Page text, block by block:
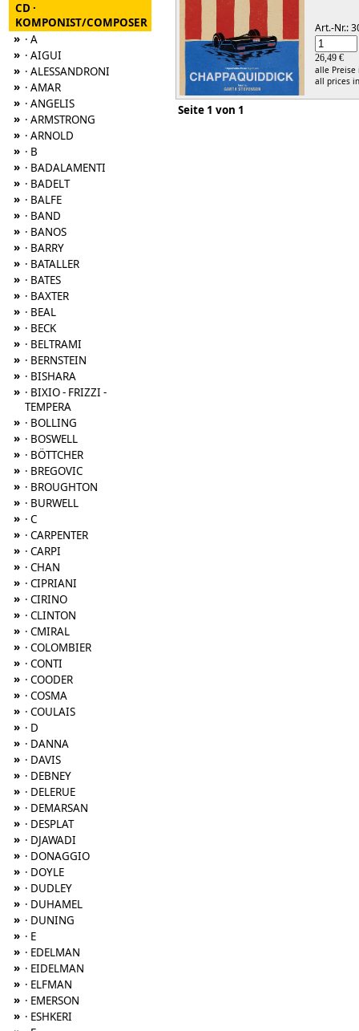
CD ·
KOMPONIST/COMPOSER
» · A
» · AIGUI
» · ALESSANDRONI
» · AMAR
» · ANGELIS
» · ARMSTRONG
» · ARNOLD
» · B
» · BADALAMENTI
» · BADELT
» · BALFE
» · BAND
» · BANOS
» · BARRY
» · BATALLER
» · BATES
» · BAXTER
» · BEAL
» · BECK
» · BELTRAMI
» · BERNSTEIN
» · BISHARA
» · BIXIO - FRIZZI -
TEMPERA
» · BOLLING
» · BOSWELL
» · BÖTTCHER
» · BREGOVIC
» · BROUGHTON
» · BURWELL
» · C
» · CARPENTER
» · CARPI
» · CHAN
» · CIPRIANI
» · CIRINO
» · CLINTON
» · CMIRAL
» · COLOMBIER
» · CONTI
» · COODER
» · COSMA
» · COULAIS
» · D
» · DANNA
» · DAVIS
» · DEBNEY
» · DELERUE
» · DEMARSAN
» · DESPLAT
» · DJAWADI
» · DONAGGIO
» · DOYLE
» · DUDLEY
» · DUHAMEL
» · DUNING
» · E
» · EDELMAN
» · EIDELMAN
» · ELFMAN
» · EMERSON
» · ESHKERI
Art.-Nr.:
26,49 €
alle
all prices
Seite 1 von 1